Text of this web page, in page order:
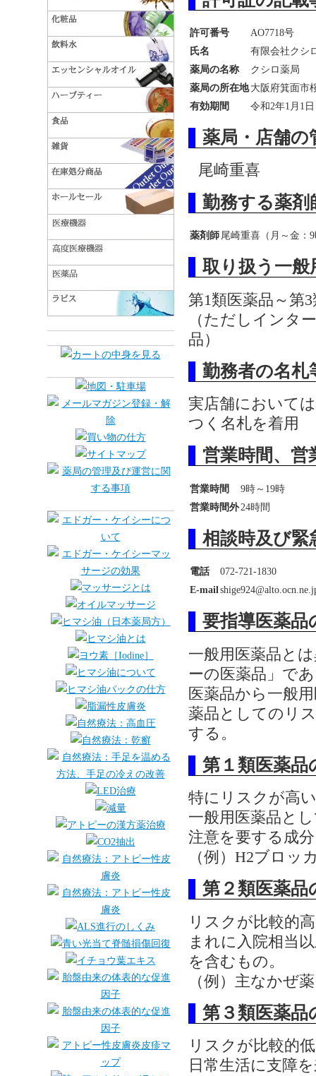
許可番号
AO7718号
氏名
有限会社クシ
薬局の名称
クシロ薬局
薬局の所在地 大阪府箕面市
有効期間
令和2年1月1
薬局・店舗の
尾崎重喜
勤務する薬剤
薬剤師 尾崎重喜（月～金：
取り扱う一般
第1類医薬品～第
（ただしインタ
品）
勤務者の名札
実店舗において
つく名札を着用
営業時間、営
営業時間
9時～19時
営業時間外 24時間
相談時及び緊
電話
072-721-1830
E-mail
要指導医薬品
一般用医薬品と
ーの医薬品」で
医薬品から一般
薬品としてのリ
する。
第１類医薬品
特にリスクが高
一般用医薬品と
注意を要する成
（例）H2ブロッ
第２類医薬品
リスクが比較的
まれに入院相当
を含むもの。
（例）主なかぜ
第３類医薬品
リスクが比較的
日常生活に支障